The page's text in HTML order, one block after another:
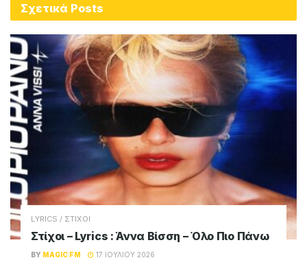
Σχετικά Posts
LYRICS / ΣΤΙΧΟΙ
Στίχοι – Lyrics : Άννα Βίσση – Όλο Πιο Πάνω
BY MAGIC FM 17 ΙΟΥΛΊΟΥ 2026